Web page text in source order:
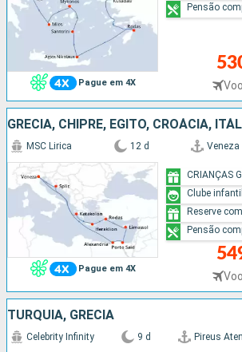
Pague em 4X
Pensão
GRÉCIA, CHIPRE, EGITO, CROÁCIA,
Pague em 4X
MSC Lirica 12 d Veneza
CRIANÇAS
Clube
Reserve
Pensão
TURQUIA, GRÉCIA
Celebrity Infinity 9 d Pireus